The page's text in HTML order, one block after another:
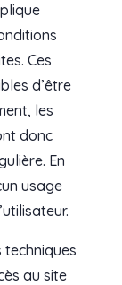
Ces
d’être
les
donc
En
usage
techniques
au site